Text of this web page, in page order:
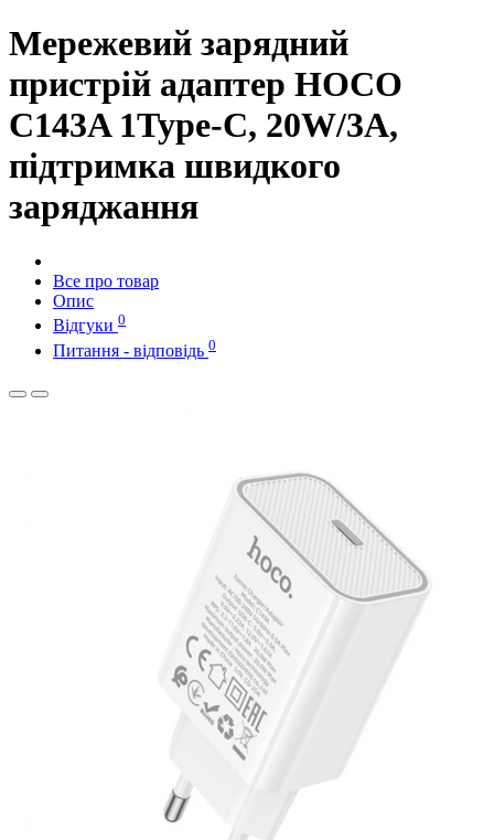
Мережевий зарядний
пристрій адаптер HOCO
C143A 1Type-C, 20W/3A,
підтримка швидкого
заряджання
Все про товар
Опис
Відгуки 0
Питання - відповідь 0